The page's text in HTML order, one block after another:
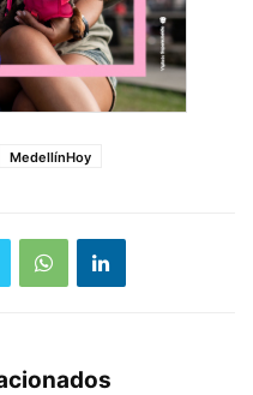
MedellínHoy